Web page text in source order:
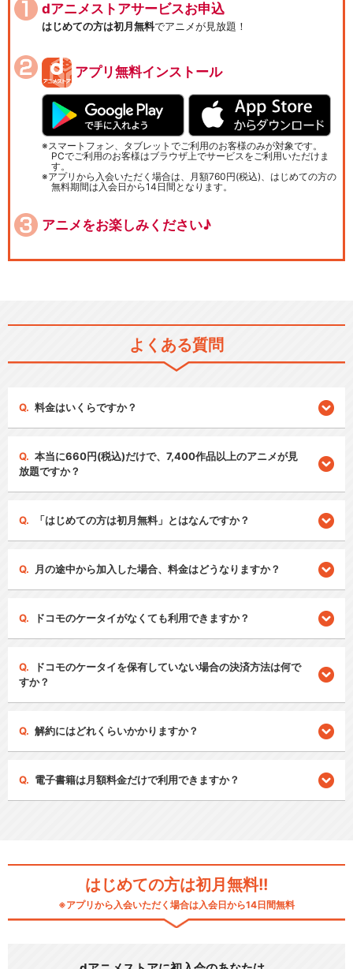
dアニメストアサービスお申込
はじめての方は初月無料でアニメが見放題！
アプリ無料インストール
スマートフォン、タブレットでご利用のお客様のみが対象です。
PCでご利用のお客様はブラウザ上でサービスをご利用いただけま
す。
アプリから入会いただく場合は、月額760円(税込)、はじめての方の
無料期間は入会日から14日間となります。
アニメをお楽しみください♪
よくある質問
料金はいくらですか？
本当に660円(税込)だけで、7,400作品以上のアニメが見
放題ですか？
「はじめての方は初月無料」とはなんですか？
月の途中から加入した場合、料金はどうなりますか？
ドコモのケータイがなくても利用できますか？
ドコモのケータイを保有していない場合の決済方法は何で
すか？
解約にはどれくらいかかりますか？
電子書籍は月額料金だけで利用できますか？
はじめての方は初月無料!!
※アプリから入会いただく場合は入会日から14日間無料